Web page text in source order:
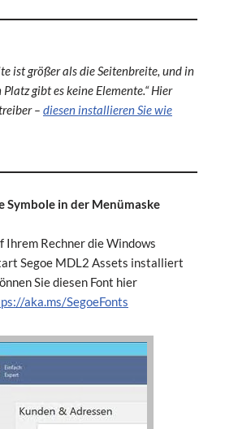
ist größer als die Seitenbreite, und in
gibt es keine Elemente.“ Hier
– diesen installieren Sie wie
Symbole in der Menümaske
Ihrem Rechner die Windows
Segoe MDL2 Assets installiert
Sie diesen Font hier
aka.ms/SegoeFonts